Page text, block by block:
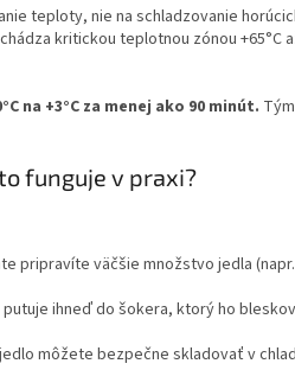
teploty, nie na schladzovanie
kritickou teplotnou zónou +65°C
na +3°C za menej ako 90 minút.
funguje v praxi?
pripravíte väčšie množstvo jedla
ihneď do šokera, ktorý ho
môžete bezpečne skladovať v